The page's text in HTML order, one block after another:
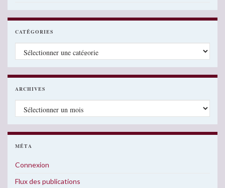
CATÉGORIES
Catégories
ARCHIVES
Archives
MÉTA
Connexion
Flux des publications